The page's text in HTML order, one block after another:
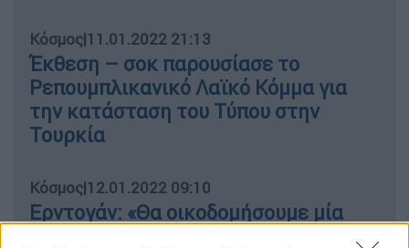
Κόσμος|11.01.2022 21:13
Έκθεση – σοκ παρουσίασε το
Ρεπουμπλικανικό Λαϊκό Κόμμα για
την κατάσταση του Τύπου στην
Τουρκία
Κόσμος|12.01.2022 09:10
Ερντογάν: «Θα οικοδομήσουμε μία